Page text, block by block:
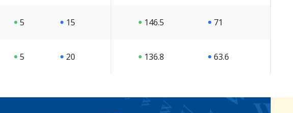
5 15 146.5 71
5 20 136.8 63.6